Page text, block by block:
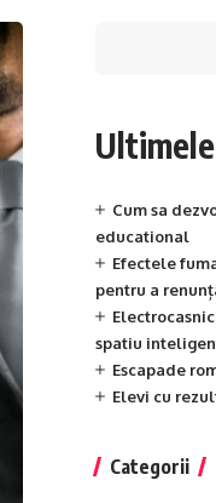
Cum sa
educational
Efectele
pentru a
spatiu
Escapade
Elevi cu
Categorii